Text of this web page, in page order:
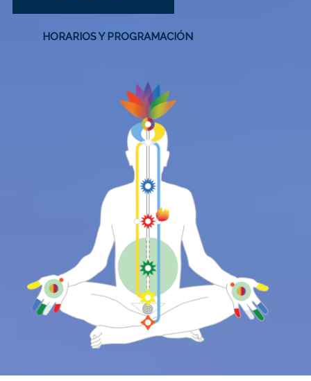
HORARIOS Y PROGRAMACIÓN